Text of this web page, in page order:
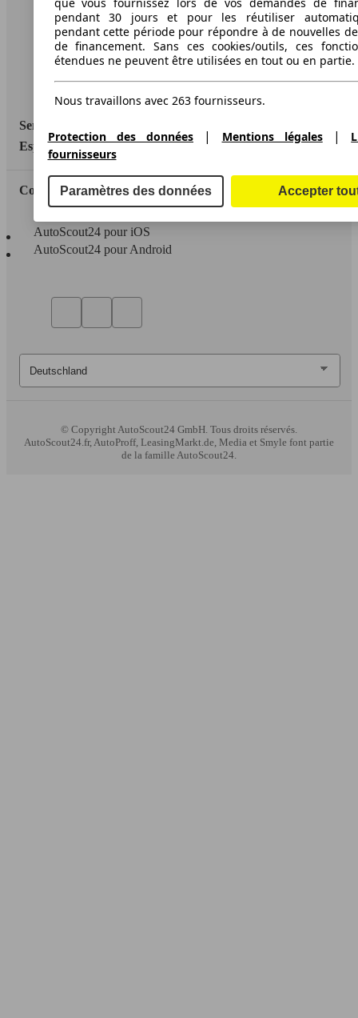
Conditions d'utilisation
Informations légales
Protection des données
Service
Espace Pro
Contact
AutoScout24 pour iOS
AutoScout24 pour Android
© CopyrightAutoScout24 GmbH. Tous droits réservés.
AutoScout24.fr, AutoProff, LeasingMarkt.de, Media et Smyle font partie
de la famille AutoScout24.
pendant 30 jours et pour les réutiliser
pendant cette période pour répondre à de nouvelles
de financement. Sans ces cookies/outils, ces
étendues ne peuvent être utilisées en tout ou en partie.
Nous travaillons avec 263 fournisseurs.
Protection des données | Mentions légales|
fournisseurs
Paramètres des données Accepter